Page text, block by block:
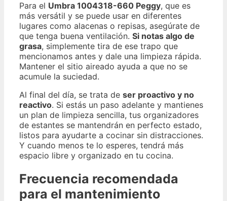
Para el Umbra 1004318-660 Peggy, que es
más versátil y se puede usar en diferentes
lugares como alacenas o repisas, asegúrate de
que tenga buena ventilación. Si notas algo de
grasa, simplemente tira de ese trapo que
mencionamos antes y dale una limpieza rápida.
Mantener el sitio aireado ayuda a que no se
acumule la suciedad.
Al final del día, se trata de ser proactivo y no
reactivo. Si estás un paso adelante y mantienes
un plan de limpieza sencilla, tus organizadores
de estantes se mantendrán en perfecto estado,
listos para ayudarte a cocinar sin distracciones.
Y cuando menos te lo esperes, tendrá más
espacio libre y organizado en tu cocina.
Frecuencia recomendada
para el mantenimiento